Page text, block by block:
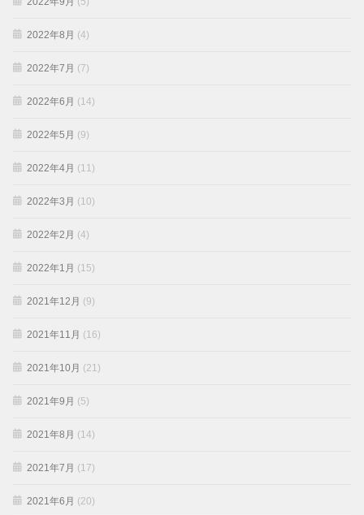
2022年8月 (4)
2022年7月 (7)
2022年6月 (14)
2022年5月 (9)
2022年4月 (11)
2022年3月 (10)
2022年2月 (4)
2022年1月 (15)
2021年12月 (9)
2021年11月 (16)
2021年10月 (21)
2021年9月 (5)
2021年8月 (14)
2021年7月 (17)
2021年6月 (20)